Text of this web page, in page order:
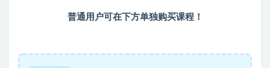
普通用户可在下方单独购买课程！